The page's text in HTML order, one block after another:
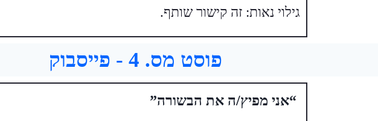
גילוי נאות: זה קישור שותף.
פוסט מס. 4 - פייסבוק
“אני מפיץ/ה את הבשורה”